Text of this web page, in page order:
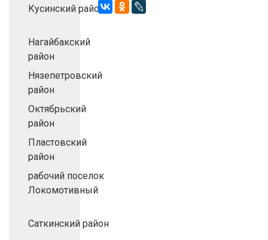
Кусинский район
Нагайбакский
район
Нязепетровский
район
Октябрьский
район
Пластовский
район
рабочий поселок
Локомотивный
Саткинский район